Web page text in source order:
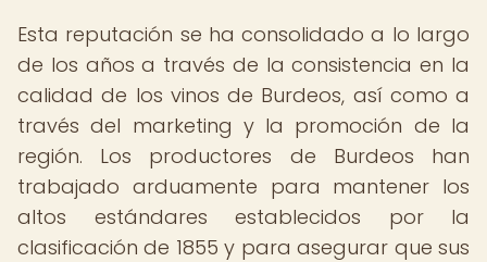
Esta reputación se ha consolidado a lo largo
de los años a través de la consistencia en la
calidad de los vinos de Burdeos, así como a
través del marketing y la promoción de la
región. Los productores de Burdeos han
trabajado arduamente para mantener los
altos estándares establecidos por la
clasificación de 1855 y para asegurar que sus